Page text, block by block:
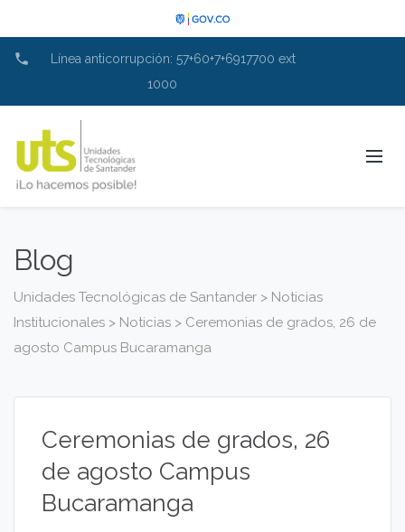
phone
Línea anticorrupción: 57+60+7+6917700 ext
1000
Blog
Unidades Tecnológicas de Santander > Noticias
Institucionales > Noticias > Ceremonias de grados, 26 de
agosto Campus Bucaramanga
Ceremonias de grados, 26
de agosto Campus
Bucaramanga